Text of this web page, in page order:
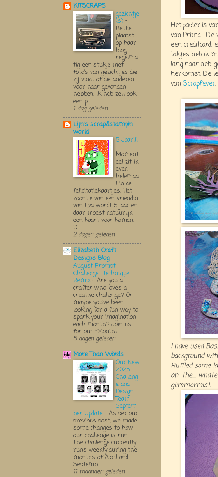
Het papier is
van Prima. De
een creditcard,
takjes heb ik
lang naar heb
herkomst. De
vanScrapfever
I have used
background
Ruffled some
on the....
glimmermist.
KITSCRAPS
gezichtje
(s) -
Bettie
plaatst
op haar
blog
regelma
tig een stukje met
foto’s van gezichtjes die
zij vindt of die anderen
voor haar gevonden
hebben. Ik heb zelf ook
een p...
1 dag geleden
Lijn's scrap&stampin
world
5 Jaar!!!
-
Moment
eel zit ik
even
helemaa
l in de
felicitatiekaartjes. Het
zoontje van een vriendin
van Eva wordt 5 jaar en
daar moest natuurlijk
een kaart voor komen.
D...
2 dagen geleden
Elizabeth Craft
Designs Blog
August Prompt
Challenge- Technique
Remix - Are you a
crafter who loves a
creative challenge? Or
maybe you’ve been
looking for a fun way to
spark your imagination
each month? Join us
for our *Monthl...
5 dagen geleden
More Than Words
Our New
2025
Challeng
e and
Design
Team
Septem
ber Update - As per our
previous post, we made
some changes to how
our challenge is run.
The challenge currently
runs weekly during the
months of April and
Septemb...
11 maanden geleden